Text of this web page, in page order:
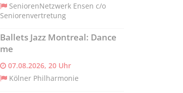
SeniorenNetzwerk Ensen c/o
Seniorenvertretung
Ballets Jazz Montreal: Dance
me
07.08.2026, 20 Uhr
Kölner Philharmonie